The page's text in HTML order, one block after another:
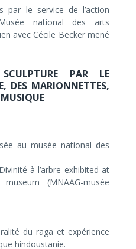
par le service de l’action
national des arts
avec Cécile Becker mené
PAR LE
DES MARIONNETTES,
MUSIQUE
au musée national des
à l’arbre exhibited at
(MNAAG-musée
du raga et expérience
hindoustanie.